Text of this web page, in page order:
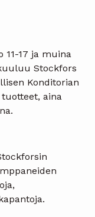
11-17 ja muina
Stockfors
Konditorian
aina